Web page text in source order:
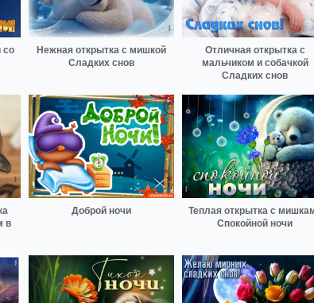
со
Нежная открытка с мишкой
Сладких снов
Отличная открытка с
мальчиком и собачкой
Сладких снов
в
Доброй ночи
Теплая открытка с
Спокойной ночи